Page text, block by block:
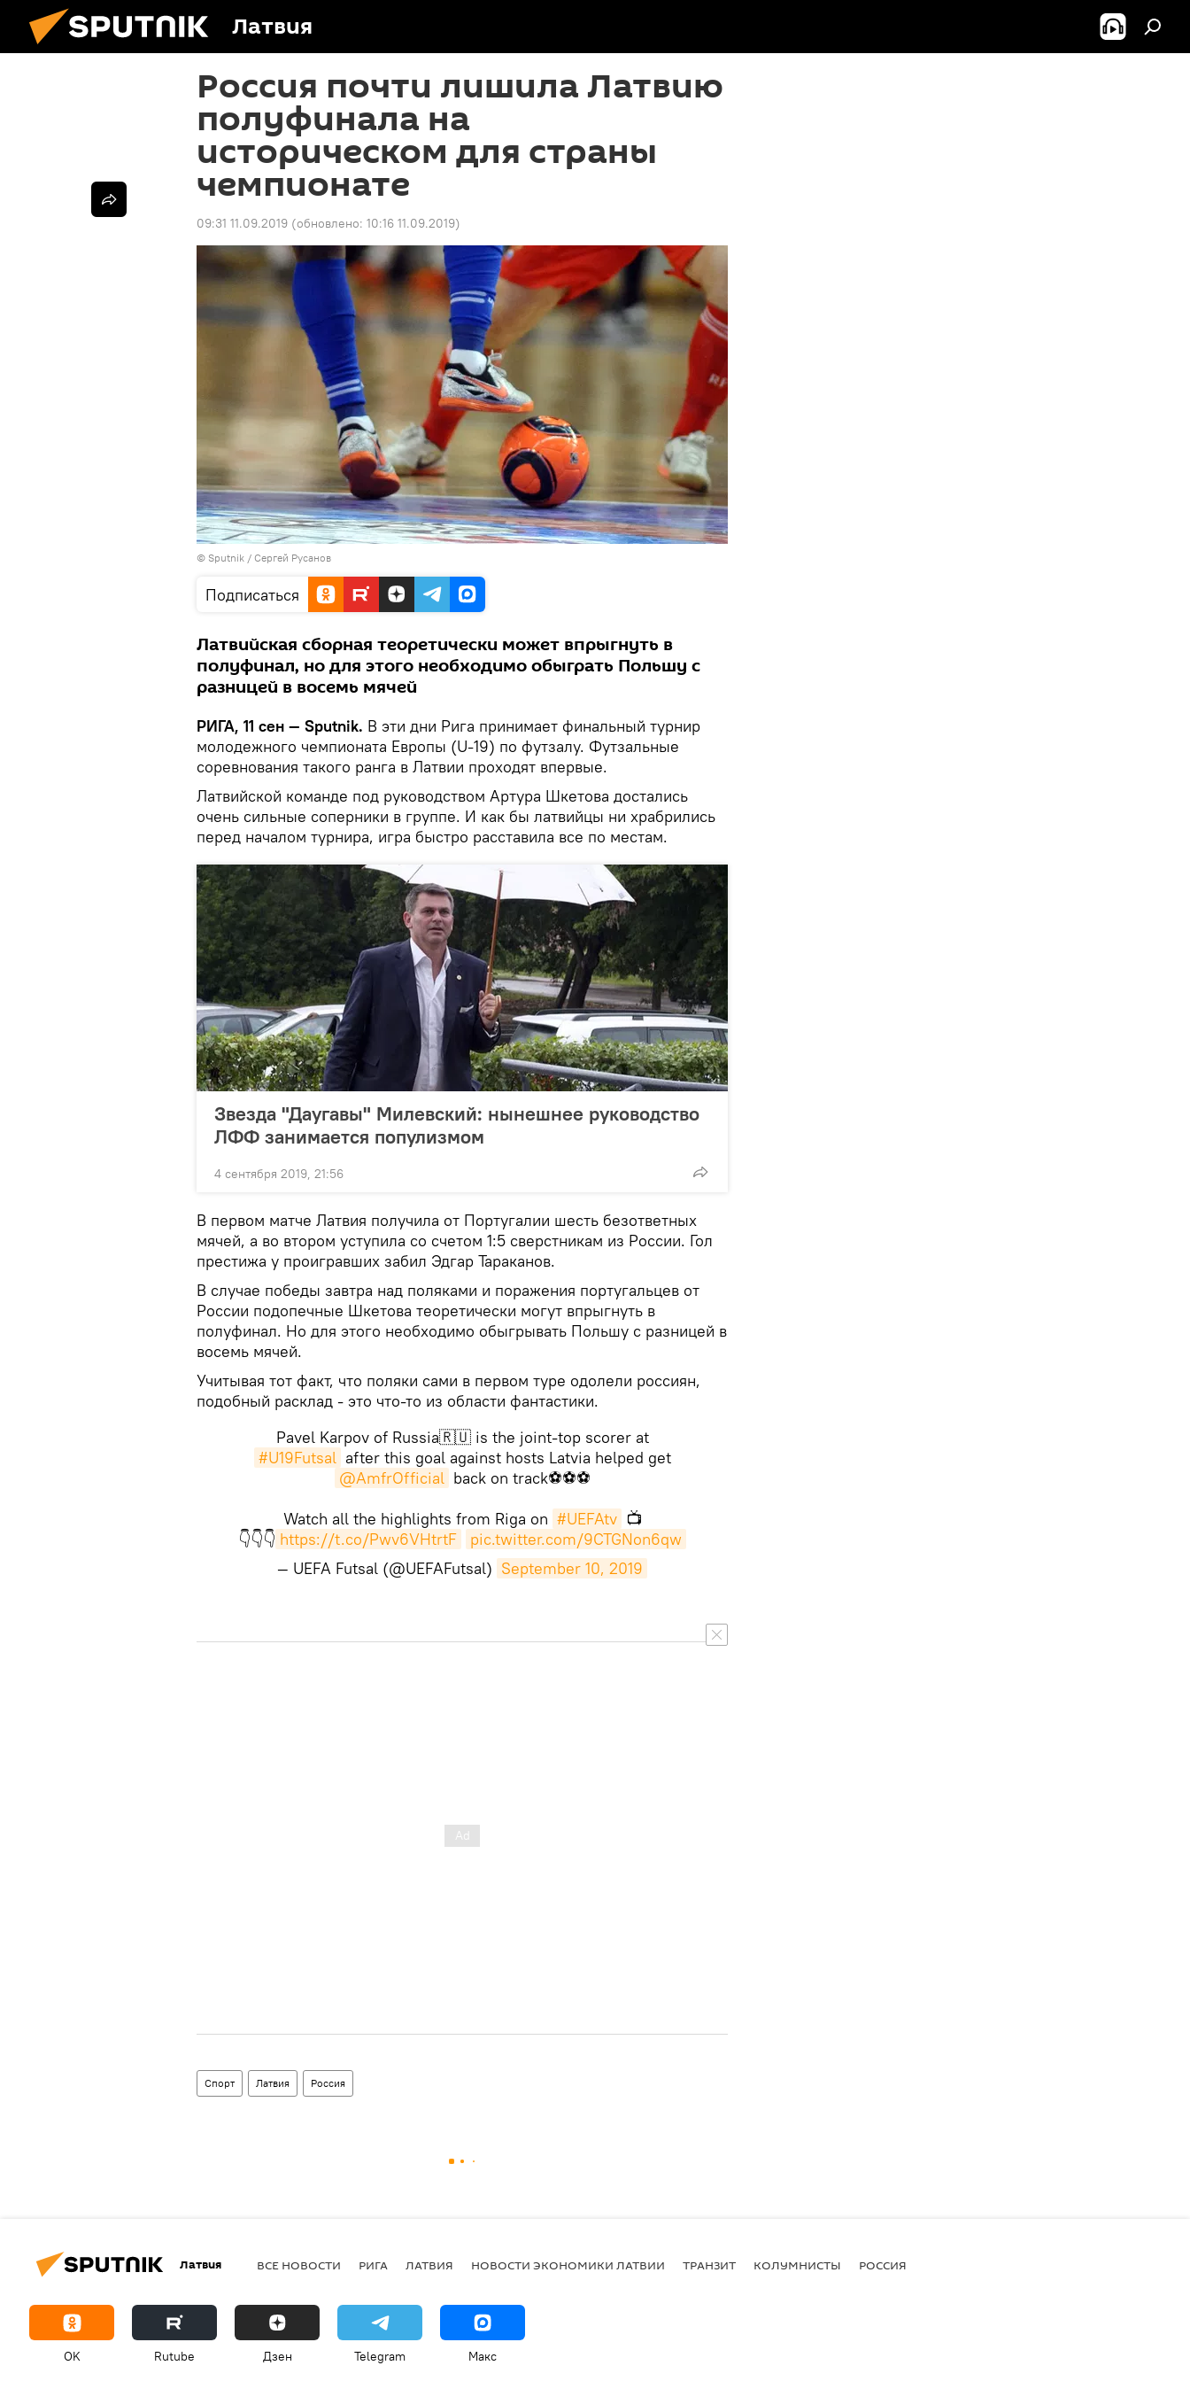
Латвия
Россия почти лишила Латвию
полуфинала на
историческом для страны
чемпионате
09:31 11.09.2019 (обновлено: 10:16 11.09.2019)
© Sputnik / Сергей Русанов
Подписаться
Латвийская сборная теоретически может впрыгнуть в
полуфинал, но для этого необходимо обыграть Польшу с
разницей в восемь мячей
РИГА, 11 сен — Sputnik. В эти дни Рига принимает финальный турнир
молодежного чемпионата Европы (U-19) по футзалу. Футзальные
соревнования такого ранга в Латвии проходят впервые.
Латвийской команде под руководством Артура Шкетова достались
очень сильные соперники в группе. И как бы латвийцы ни храбрились
перед началом турнира, игра быстро расставила все по местам.
Звезда "Даугавы" Милевский: нынешнее руководство
ЛФФ занимается популизмом
4 сентября 2019, 21:56
В первом матче Латвия получила от Португалии шесть безответных
мячей, а во втором уступила со счетом 1:5 сверстникам из России. Гол
престижа у проигравших забил Эдгар Тараканов.
В случае победы завтра над поляками и поражения португальцев от
России подопечные Шкетова теоретически могут впрыгнуть в
полуфинал. Но для этого необходимо обыгрывать Польшу с разницей в
восемь мячей.
Учитывая тот факт, что поляки сами в первом туре одолели россиян,
подобный расклад - это что-то из области фантастики.
Pavel Karpov of Russia🇷🇺 is the joint-top scorer at
#U19Futsal after this goal against hosts Latvia helped get
@AmfrOfficial back on track⚽⚽⚽
Watch all the highlights from Riga on #UEFAtv 📺
👇👇👇 https://t.co/Pwv6VHtrtF
pic.twitter.com/9CTGNon6qw
— UEFA Futsal (@UEFAFutsal) September 10, 2019
Спорт Латвия Россия
Латвия ВСЕ НОВОСТИ РИГА ЛАТВИЯ НОВОСТИ ЭКОНОМИКИ ЛАТВИИ ТРАНЗИТ КОЛУМНИСТЫ РОССИЯ
OK Rutube Дзен Telegram Макс